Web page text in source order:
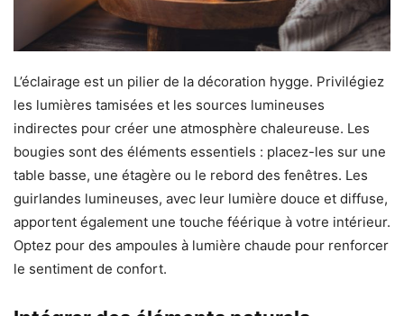
L’éclairage est un pilier de la décoration hygge. Privilégiez
les lumières tamisées et les sources lumineuses
indirectes pour créer une atmosphère chaleureuse. Les
bougies sont des éléments essentiels : placez-les sur une
table basse, une étagère ou le rebord des fenêtres. Les
guirlandes lumineuses, avec leur lumière douce et diffuse,
apportent également une touche féérique à votre intérieur.
Optez pour des ampoules à lumière chaude pour renforcer
le sentiment de confort.